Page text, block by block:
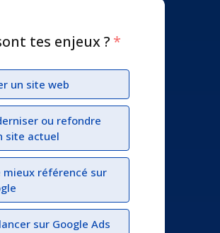
tes enjeux ? *
un site web
ou refondre
site actuel
mieux référencé sur
sur Google Ads